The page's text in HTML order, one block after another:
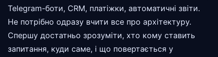
Telegram-боти, CRM, платіжки, автоматичні звіти.
Не потрібно одразу вчити все про архітектуру.
Спершу достатньо зрозуміти, хто кому ставить
запитання, куди саме, і що повертається у